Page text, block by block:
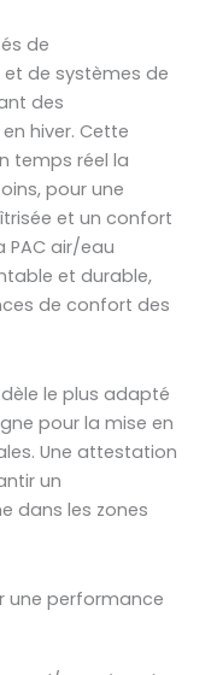
de
de systèmes de
des
hiver. Cette
temps réel la
pour une
et un confort
PAC air/eau
et durable,
de confort des
le plus adapté
pour la mise en
Une attestation
un
dans les zones
une performance